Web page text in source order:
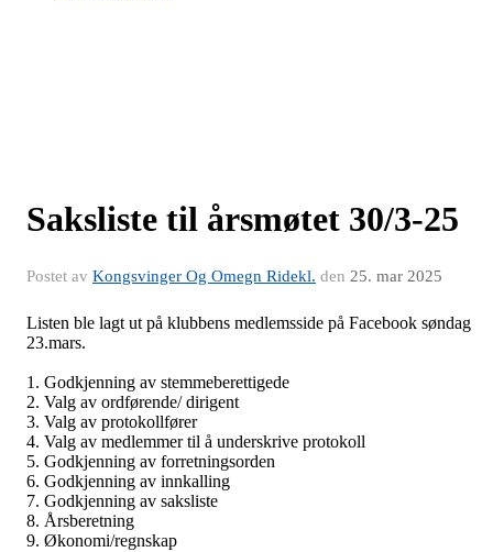
Saksliste til årsmøtet 30/3-25
Postet av Kongsvinger Og Omegn Ridekl. den 25. mar 2025
Listen ble lagt ut på klubbens medlemsside på Facebook søndag
23.mars.
1. Godkjenning av stemmeberettigede
2. Valg av ordførende/ dirigent
3. Valg av protokollfører
4. Valg av medlemmer til å underskrive protokoll
5. Godkjenning av forretningsorden
6. Godkjenning av innkalling
7. Godkjenning av saksliste
8. Årsberetning
9. Økonomi/regnskap